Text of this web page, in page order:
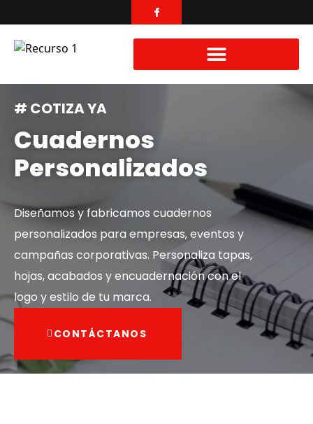
# COTIZA YA
Cuadernos
Personalizados
Diseñamos y fabricamos cuadernos
personalizados para empresas, eventos y
campañas corporativas. Personaliza tapas,
hojas, acabados y encuadernación con el
logo y estilo de tu marca.
CONTÁCTANOS